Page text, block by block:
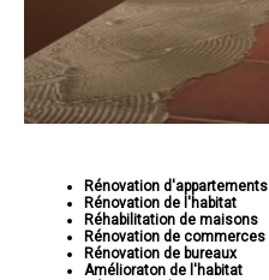
Rénovation d'appartements
Rénovation de l'habitat
Réhabilitation de maisons
Rénovation de commerces
Rénovation de bureaux
Amélioraton de l'habitat